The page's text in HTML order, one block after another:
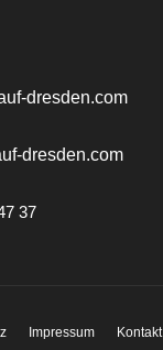
dresden.com
dresden.com
37
Impressum Kontakt